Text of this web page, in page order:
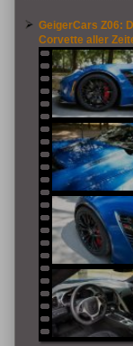
GeigerCars Z06:
Corvette aller